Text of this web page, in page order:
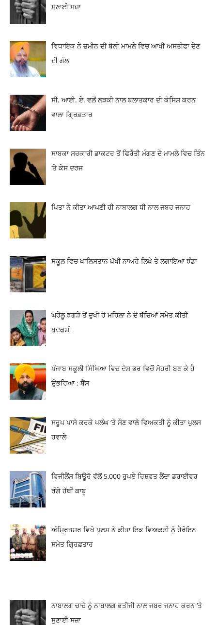
ਸੁਣਾਈ ਸਜ਼ਾ
ਵਿਧਾਇਕ ਨੇ ਜ਼ਮੀਨ ਦੀ ਬੋਲੀ ਮਾਮਲੇ ਵਿਚ ਆਖੀ ਅਸਤੀਫਾ ਦੇਣ
ਦੀ ਗੱਲ
ਸੀ. ਆਈ. ਏ. ਵਲੋਂ ਲੜਕੀ ਨਾਲ ਬਲਾਤਕਾਰ ਦੀ ਕੋਸਿ਼ਸ਼ ਕਰਨ
ਵਾਲਾ ਗ੍ਰਿਫ਼ਤਾਰ
ਸਾਬਕਾ ਸਰਕਾਰੀ ਡਾਕਟਰ ਤੋਂ ਫਿਰੌਤੀ ਮੰਗਣ ਦੇ ਮਾਮਲੇ ਵਿਚ ਤਿੰਨ
‘ਤੇ ਕੇਸ ਦਰਜ
ਪਿਤਾ ਨੇ ਕੀਤਾ ਆਪਣੀ ਹੀ ਨਾਬਾਲਗ ਧੀ ਨਾਲ ਜਬਰ ਜਨਾਹ
ਸਕੂਲ ਵਿਚ ਖਾਲਿਸਤਾਨ ਪੱਖੀ ਨਾਅਰੇ ਲਿਖੇ ਤੇ ਲਗਾਇਆ ਝੰਡਾ
ਘਰੇਲੂ ਝਗੜੇ ਤੋਂ ਦੁਖੀ ਹੋ ਮਹਿਲਾ ਨੇ ਦੋ ਬੱਚਿਆਂ ਸਮੇਤ ਕੀਤੀ
ਖੁਦਕੁਸ਼ੀ
ਪੰਜਾਬ ਸਕੂਲੀ ਸਿੱਖਿਆ ਵਿਚ ਦੇਸ਼ ਭਰ ਵਿਚੋਂ ਮੋਹਰੀ ਬਣ ਕੇ ਹੈ
ਉਭਰਿਆ : ਬੈਂਸ
ਸਰੂਪ ਪਾਸੇ ਕਰਕੇ ਪਲੰਘ ‘ਤੇ ਸੌਣ ਵਾਲੇ ਵਿਅਕਤੀ ਨੂੰ ਕੀਤਾ ਪੁਲਸ
ਹਵਾਲੇ
ਵਿਜੀਲੈਂਸ ਬਿਊਰੋ ਵੱਲੋਂ 5,000 ਰੁਪਏ ਰਿਸ਼ਵਤ ਲੈਂਦਾ ਡਰਾਈਵਰ
ਰੰਗੇ ਹੱਥੀਂ ਕਾਬੂ
ਅੰਮ੍ਰਿਤਸਰ ਵਿਖੇ ਪੁਲਸ ਨੇ ਕੀਤਾ ਇਕ ਵਿਅਕਤੀ ਨੂੰ ਹੈਰੋਇਨ
ਸਮੇਤ ਗ੍ਰਿਫ਼ਤਾਰ
ਨਾਬਾਲਗ ਚਾਚੇ ਨੂੰ ਨਾਬਾਲਗ ਭਤੀਜੀ ਨਾਲ ਜਬਰ ਜਨਾਹ ਕਰਨ ‘ਤੇ
ਸੁਣਾਈ ਸਜ਼ਾ